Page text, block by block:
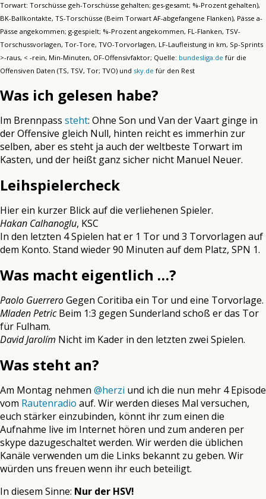
Torwart: Torschüsse geh-Torschüsse gehalten; ges-gesamt; %-Prozent gehalten),
BK-Ballkontakte, TS-Torschüsse (Beim Torwart AF-abgefangene Flanken), Pässe a-
Pässe angekommen; g-gespielt; %-Prozent angekommen, FL-Flanken, TSV-
Torschussvorlagen, Tor-Tore, TVO-Torvorlagen, LF-Laufleistung in km, Sp-Sprints
>-raus, < -rein, Min-Minuten, OF-Offensivfaktor; Quelle: bundesliga.de für die
Offensiven Daten (TS, TSV, Tor; TVO) und sky.de für den Rest
Was ich gelesen habe?
Im Brennpass steht: Ohne Son und Van der Vaart ginge in
der Offensive gleich Null, hinten reicht es immerhin zur
selben, aber es steht ja auch der weltbeste Torwart im
Kasten, und der heißt ganz sicher nicht Manuel Neuer.
Leihspielercheck
Hier ein kurzer Blick auf die verliehenen Spieler.
Hakan Calhanoglu, KSC
In den letzten 4 Spielen hat er 1 Tor und 3 Torvorlagen auf
dem Konto. Stand wieder 90 Minuten auf dem Platz, SPN 1.
Was macht eigentlich …?
Paolo GuerreroGegen Coritiba ein Tor und eine Torvorlage.
Mladen PetricBeim 1:3 gegen Sunderland schoß er das Tor
für Fulham.
David Jarolím Nicht im Kader in den letzten zwei Spielen.
Was steht an?
Am Montag nehmen @herzi und ich die nun mehr 4 Episode
vom Rautenradio auf. Wir werden dieses Mal versuchen,
euch stärker einzubinden, könnt ihr zum einen die
Aufnahme live im Internet hören und zum anderen per
skype dazugeschaltet werden. Wir werden die üblichen
Kanäle verwenden um die Links bekannt zu geben. Wir
würden uns freuen wenn ihr euch beteiligt.
In diesem Sinne: Nur der HSV!